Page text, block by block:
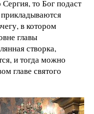
то Бог подаст
в котором
главы
створка,
и тогда можно
главе святого